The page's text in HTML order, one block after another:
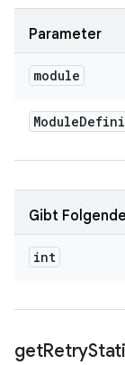
Parameter
module
Module
Gibt
int
getRetry